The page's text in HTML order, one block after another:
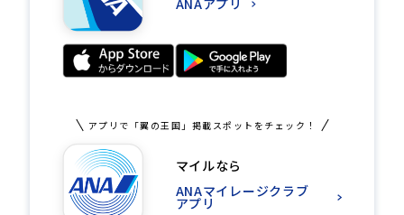
ANAアプリ
アプリで「翼の王国」掲載スポットをチェック！
マイルなら
ANAマイレージクラブ
アプリ